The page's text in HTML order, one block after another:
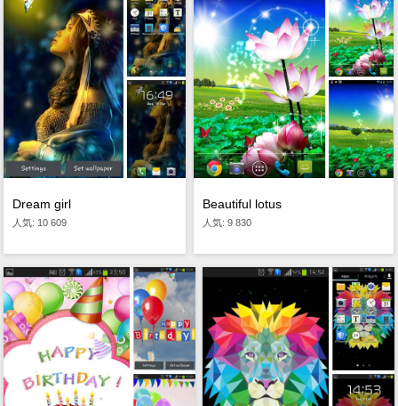
Dream girl
人気: 10 609
Beautiful lotus
人気: 9 830